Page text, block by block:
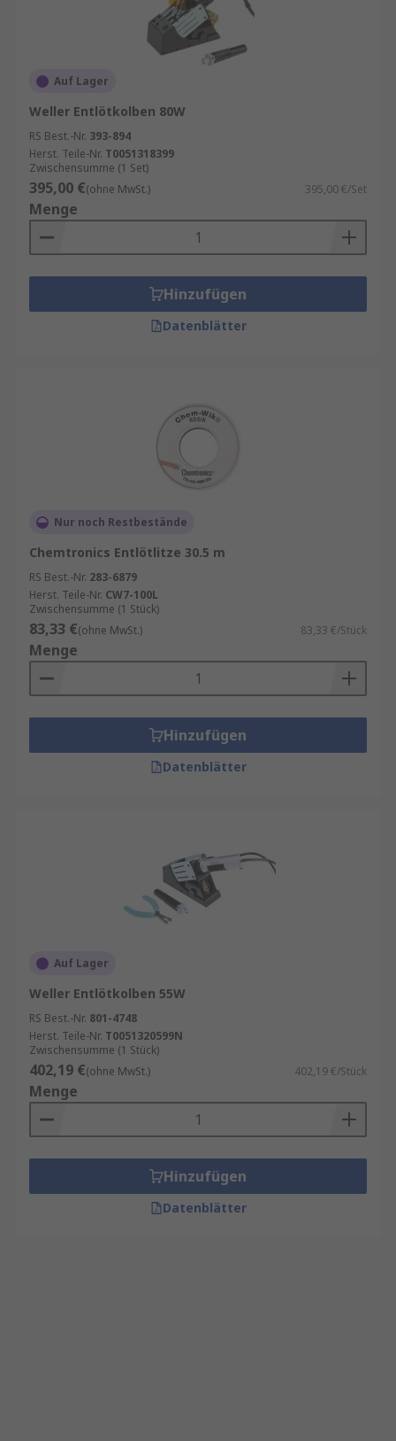
Auf Lager
Weller Entlötkolben 80W
RS Best.-Nr. 393-894
Herst. Teile-Nr. T0051318399
Zwischensumme (1 Set)
395,00 €(ohne MwSt.) 395,00 €/Set
Menge
Hinzufügen
Datenblätter
Nur noch Restbestände
Chemtronics Entlötlitze 30.5 m
RS Best.-Nr. 283-6879
Herst. Teile-Nr. CW7-100L
Zwischensumme (1 Stück)
83,33 €(ohne MwSt.) 83,33 €/Stück
Menge
Hinzufügen
Datenblätter
Auf Lager
Weller Entlötkolben 55W
RS Best.-Nr. 801-4748
Herst. Teile-Nr. T0051320599N
Zwischensumme (1 Stück)
402,19 €(ohne MwSt.) 402,19 €/Stück
Menge
Hinzufügen
Datenblätter